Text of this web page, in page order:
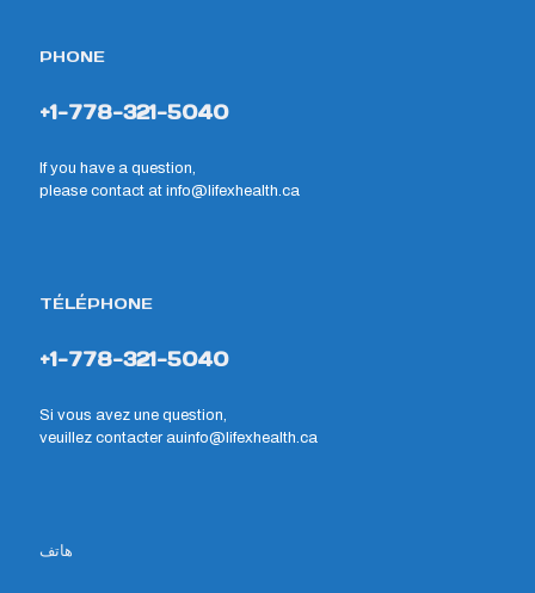
PHONE
+1-778-321-5040
If you have a question,
please contact at info@lifexhealth.ca
TÉLÉPHONE
+1-778-321-5040
Si vous avez une question,
veuillez contacter auinfo@lifexhealth.ca
هاتف